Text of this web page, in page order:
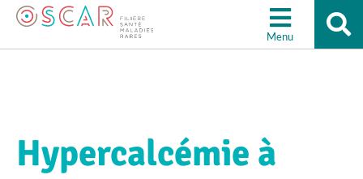
Aller à la recherche Menu
Hypercalcémie à